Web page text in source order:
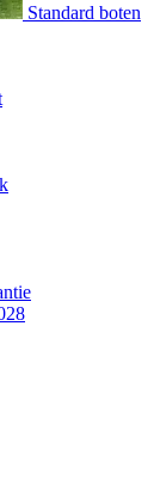
Standard boten